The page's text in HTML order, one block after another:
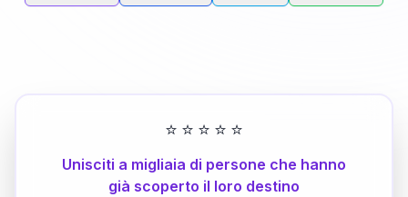
⭐ ⭐ ⭐ ⭐ ⭐
Unisciti a migliaia di persone che hanno
già scoperto il loro destino